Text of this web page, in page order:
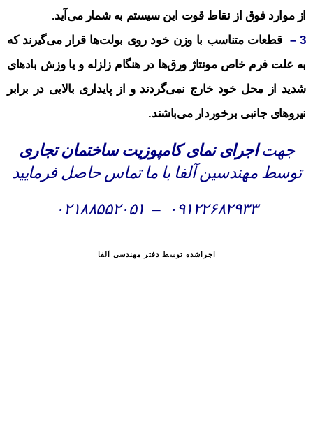
از موارد فوق از نقاط قوت این سیستم به شمار می‌آید.
3 –
قطعات متناسب با وزن خود روی بولت‌ها قرار می‌گیرند که
به علت فرم خاص مونتاژ ورق‌ها در هنگام زلزله و یا وزش باد‌های
شدید از محل خود خارج نمی‌گردند و از پایداری بالایی در برابر
نیروهای جانبی برخوردار می‌باشند.
جهتاجرای نمای کامپوزیت ساختمان تجاری
توسط مهندسین آلفا با ما تماس حاصل فرمایید
۰۹۱۲۲۶۸۲۹۳۳ – ۰۲۱۸۸۵۵۲۰۵۱
اجراشده توسط دفتر مهندسی آلفا